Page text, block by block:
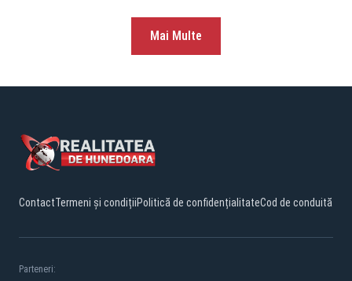
Mai Multe
ContactTermeni și condițiiPolitică de confidențialitateCod de conduită
Parteneri: